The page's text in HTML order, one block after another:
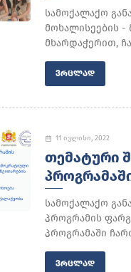
სამოქალაქო
მოხალისეების
მხარდაჭერით,
ᲕᲠᲪᲚᲐᲓ
11 ივლისი, 2022
ᲗᲔᲛᲐᲢᲣᲠᲘ
სამოქალაქო
პროგრამის
პროგრამაში
ᲕᲠᲪᲚᲐᲓ